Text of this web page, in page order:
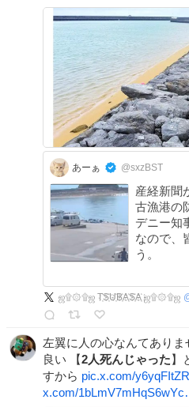
あーぁ @sxzBST
産経新聞
古漁港の
デニー知
なので、
う。
ஜ۩۞۩ஜ T҉S҉U҉B҉A҉S҉A҉ ஜ۩۞۩ஜ
左翼に人の心なんてあり
良い 【2人死んじゃった】
すから pic.x.com/
x.com/